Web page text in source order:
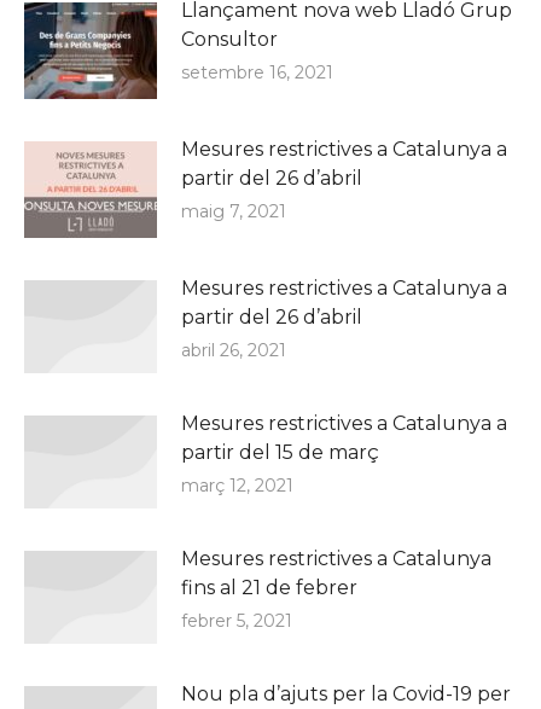
Llançament nova web Lladó Grup
Consultor
setembre 16, 2021
Mesures restrictives a Catalunya a
partir del 26 d’abril
maig 7, 2021
Mesures restrictives a Catalunya a
partir del 26 d’abril
abril 26, 2021
Mesures restrictives a Catalunya a
partir del 15 de març
març 12, 2021
Mesures restrictives a Catalunya
fins al 21 de febrer
febrer 5, 2021
Nou pla d’ajuts per la Covid-19 per